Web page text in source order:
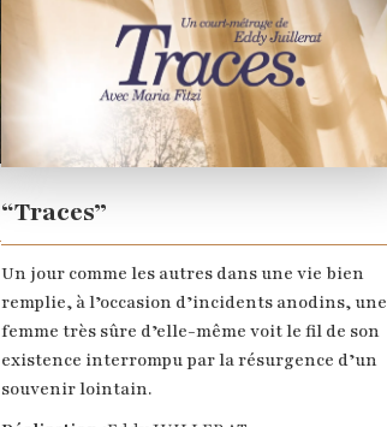
“Traces”
Un jour comme les autres dans une vie bien
remplie, à l’occasion d’incidents anodins, une
femme très sûre d’elle-même voit le fil de son
existence interrompu par la résurgence d’un
souvenir lointain.